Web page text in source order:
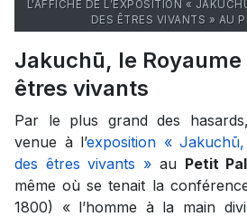
L'AFFICHE DE L’EXPOSITION «
DES ÊTRES VIVANTS » AU
Jakuchū, le
êtres vivants
Par le plus grand des
venue à l’exposition «
des êtres vivants » au Petit
même où se tenait la
1800) « l’homme à la main